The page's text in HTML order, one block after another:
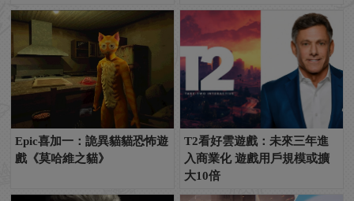
Epic喜加一：詭異貓貓恐怖遊
戲《莫哈維之貓》
T2看好雲遊戲：未來三年進
入商業化 遊戲用戶規模或擴
大10倍